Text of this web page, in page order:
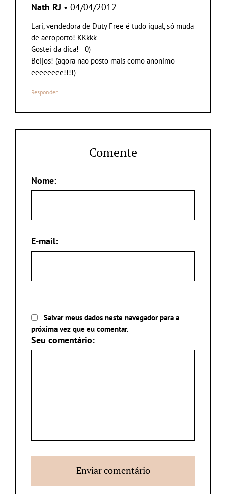
Nath RJ • 04/04/2012
Lari, vendedora de Duty Free é tudo igual, só muda
de aeroporto! KKkkk
Gostei da dica! =0)
Beijos! (agora nao posto mais como anonimo
eeeeeeee!!!!)
Responder
Comente
Nome:
E-mail:
Salvar meus dados neste navegador para a
próxima vez que eu comentar.
Seu comentário: